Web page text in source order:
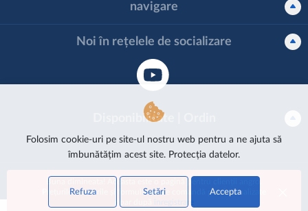
Buna dimineata! Aceasta este o pagină pentru clienții angro.
Prețurile, vânzările și formularele de comandă pot fi vizualizate
Ortek - comerț cu ridicata al produselor ortopedice
navigare
Noi în rețelele de socializare
Disponibilitate | Ordin
Folosim cookie-uri pe site-ul nostru web pentru a ne ajuta să
îmbunătățim acest site. Protecția datelor.
Refuza Setări Accepta